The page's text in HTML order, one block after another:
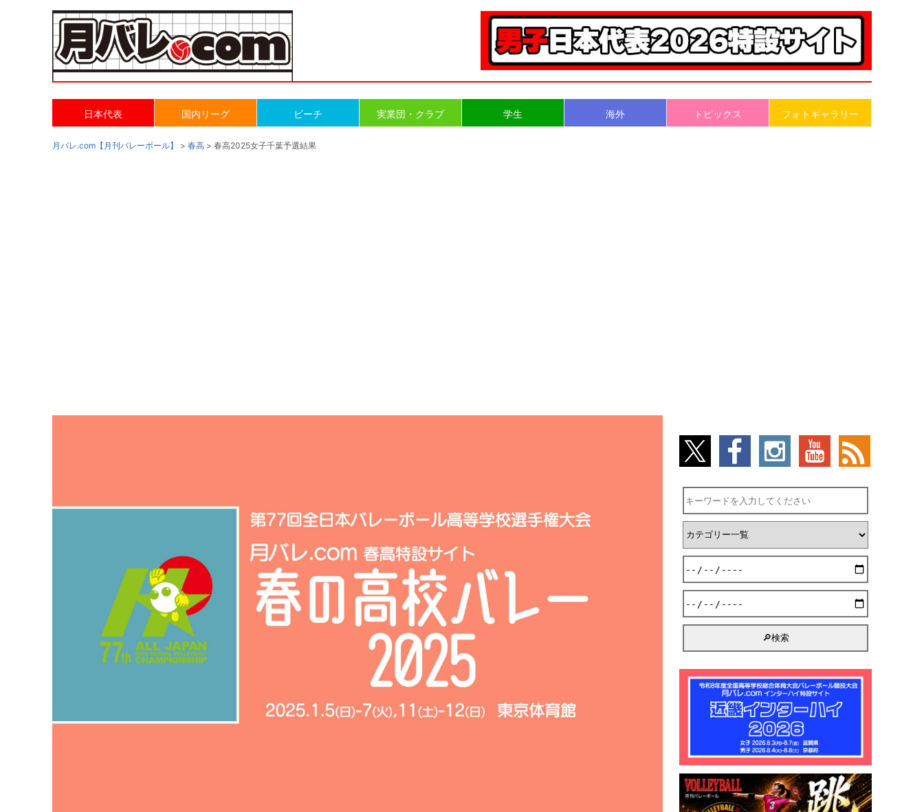
日本代表 国内リーグ ビーチ 実業団・クラブ 学生 海外 トピックス フォトギャラリー
月バレ.com【月刊バレーボール】 > 春高 > 春高2025女子千葉予選結果